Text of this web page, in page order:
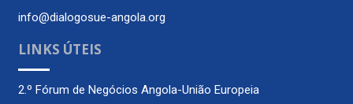
info@dialogosue-angola.org
LINKS ÚTEIS
2.º Fórum de Negócios Angola-União Europeia